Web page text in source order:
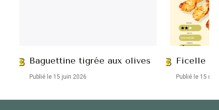
Baguettine tigrée aux olives
Publié le 15 juin 2026
Ficelle
Publié le 15